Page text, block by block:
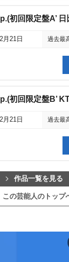
初回限定盤A’
月21日 過去最
初回限定盤B’
月21日 過去最
作品一覧を見る
この芸能人のトップ